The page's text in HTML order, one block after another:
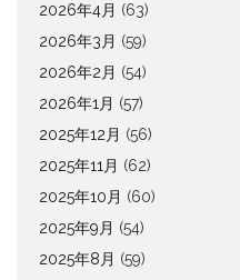
2026年4月 (63)
2026年3月 (59)
2026年2月 (54)
2026年1月 (57)
2025年12月 (56)
2025年11月 (62)
2025年10月 (60)
2025年9月 (54)
2025年8月 (59)